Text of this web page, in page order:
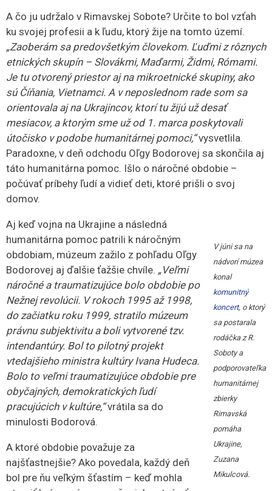
A čo ju udržalo v Rimavskej Sobote? Určite to bol vzťah
ku svojej profesii a k ľudu, ktorý žije na tomto území.
„Zaoberám sa predovšetkým človekom. Ľuďmi z rôznych
etnických skupín – Slovákmi, Maďarmi, Židmi, Rómami.
Je tu otvorený priestor aj na mikroetnické skupiny, ako
sú Číňania, Vietnamci. A v neposlednom rade som sa
orientovala aj na Ukrajincov, ktorí tu žijú už desať
mesiacov, a ktorým sme už od 1. marca poskytovali
útočisko v podobe humanitárnej pomoci,“vysvetlila.
Paradoxne, v deň odchodu Oľgy Bodorovej sa skončila aj
táto humanitárna pomoc. Išlo o náročné obdobie –
počúvať príbehy ľudí a vidieť deti, ktoré prišli o svoj
domov.
V júni sa na
nádvorí múzea
konal
komunitný
koncert, o ktorý
sa postarala
rodáčka z R.
Soboty a
podporovateľka
humanitárnej
zbierky
Rimavská
pomáha
Ukrajine,
Zuzana
Mikulcová.
Aj keď vojna na Ukrajine a následná
humanitárna pomoc patrili k náročným
obdobiam, múzeum zažilo z pohľadu Oľgy
Bodorovej aj ďalšie ťažšie chvíle. „Veľmi
náročné a traumatizujúce bolo obdobie po
Nežnej revolúcii. V rokoch 1995 až 1998,
do začiatku roku 1999, stratilo múzeum
právnu subjektivitu a boli vytvorené tzv.
intendantúry. Bol to pilotný projekt
vtedajšieho ministra kultúry Ivana Hudeca.
Bolo to veľmi traumatizujúce obdobie pre
obyčajných, demokratických ľudí
pracujúcich v kultúre,“vrátila sa do
minulosti Bodorová.
A ktoré obdobie považuje za
najšťastnejšie? Ako povedala, každý deň
bol pre ňu veľkým šťastím – keď mohla